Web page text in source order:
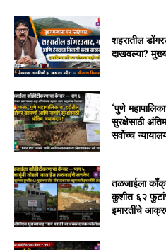
शहरातील
दाखवल्या?
‘पुणे
सुरक्षेसाठी
सर्वोच्च
तळजाईला
कुशीत ६२
इमारतींचे